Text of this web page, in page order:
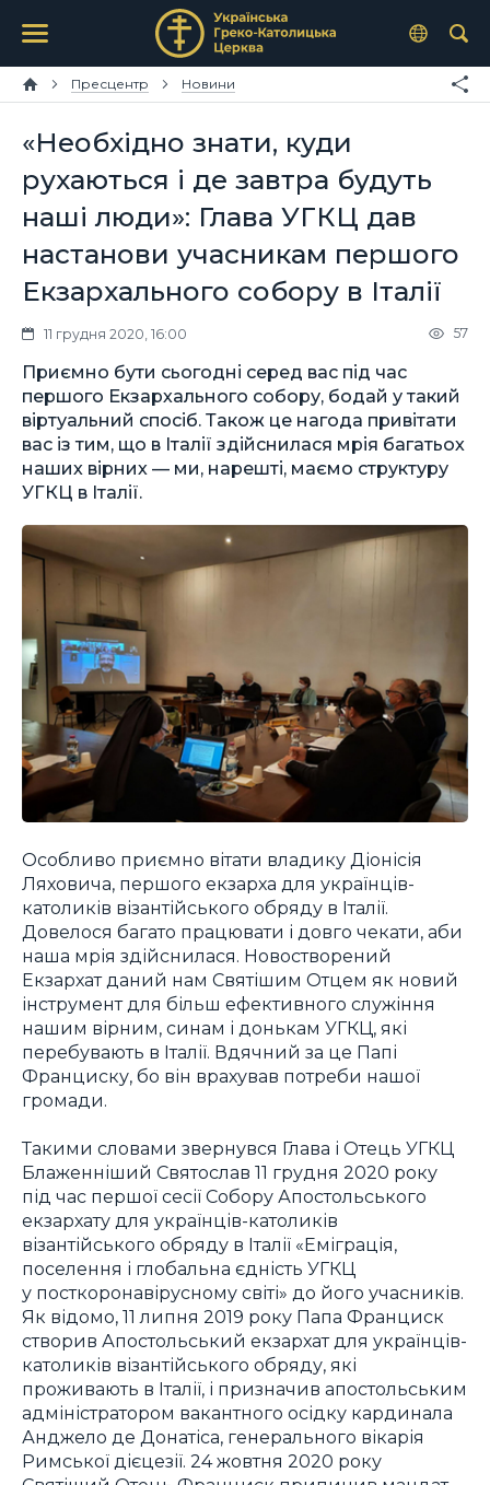
Пресцентр Новини
«Необхідно знати, куди
рухаються і де завтра будуть
наші люди»: Глава УГКЦ дав
настанови учасникам першого
Екзархального собору в Італії
11 грудня 2020, 16:00 57
Приємно бути сьогодні серед вас під час
першого Екзархального собору, бодай у такий
віртуальний спосіб. Також це нагода привітати
вас із тим, що в Італії здійснилася мрія багатьох
наших вірних — ми, нарешті, маємо структуру
УГКЦ в Італії.
Особливо приємно вітати владику Діонісія
Ляховича, першого екзарха для українців-
католиків візантійського обряду в Італії.
Довелося багато працювати і довго чекати, аби
наша мрія здійснилася. Новостворений
Екзархат даний нам Святішим Отцем як новий
інструмент для більш ефективного служіння
нашим вірним, синам і донькам УГКЦ, які
перебувають в Італії. Вдячний за це Папі
Франциску, бо він врахував потреби нашої
громади.
Такими словами звернувся Глава і Отець УГКЦ
Блаженніший Святослав 11 грудня 2020 року
під час першої сесії Собору Апостольського
екзархату для українців-католиків
візантійського обряду в Італії «Еміграція,
поселення і глобальна єдність УГКЦ
у посткоронавірусному світі» до його учасників.
Як відомо, 11 липня 2019 року Папа Франциск
створив Апостольський екзархат для українців-
католиків візантійського обряду, які
проживають в Італії, і призначив апостольським
адміністратором вакантного осідку кардинала
Анджело де Донатіса, генерального вікарія
Римської дієцезії. 24 жовтня 2020 року